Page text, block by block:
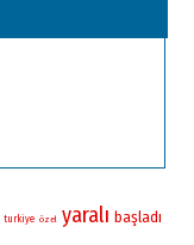
turkiye özel yaralı başladı